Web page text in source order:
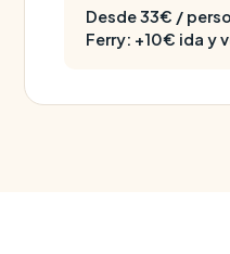
Desde 33€ /
Ferry: +10€ ida y